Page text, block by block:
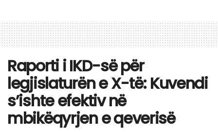
​Raporti i IKD-së për
legjislaturën e X-të: Kuvendi
s’ishte efektiv në
mbikëqyrjen e qeverisë